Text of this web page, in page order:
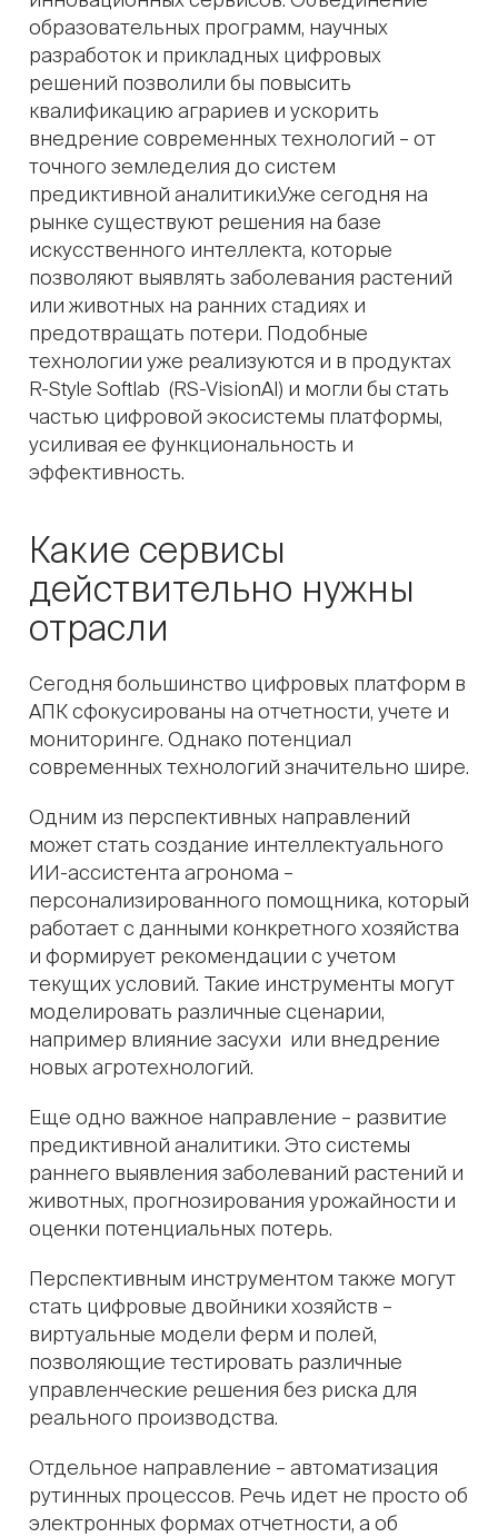
образовательных программ, научных
разработок и прикладных цифровых
решений позволили бы повысить
квалификацию аграриев и ускорить
внедрение современных технологий – от
точного земледелия до систем
предиктивной аналитики.Уже сегодня на
рынке существуют решения на базе
искусственного интеллекта, которые
позволяют выявлять заболевания растений
или животных на ранних стадиях и
предотвращать потери. Подобные
технологии уже реализуются и в продуктах
R-Style Softlab (RS-VisionAI) и могли бы стать
частью цифровой экосистемы платформы,
усиливая ее функциональность и
эффективность.
Какие сервисы
действительно нужны
отрасли
Сегодня большинство цифровых платформ в
АПК сфокусированы на отчетности, учете и
мониторинге. Однако потенциал
современных технологий значительно шире.
Одним из перспективных направлений
может стать создание интеллектуального
ИИ-ассистента агронома –
персонализированного помощника, который
работает с данными конкретного хозяйства
и формирует рекомендации с учетом
текущих условий. Такие инструменты могут
моделировать различные сценарии,
например влияние засухи или внедрение
новых агротехнологий.
Еще одно важное направление – развитие
предиктивной аналитики. Это системы
раннего выявления заболеваний растений и
животных, прогнозирования урожайности и
оценки потенциальных потерь.
Перспективным инструментом также могут
стать цифровые двойники хозяйств –
виртуальные модели ферм и полей,
позволяющие тестировать различные
управленческие решения без риска для
реального производства.
Отдельное направление – автоматизация
рутинных процессов. Речь идет не просто об
электронных формах отчетности, а об